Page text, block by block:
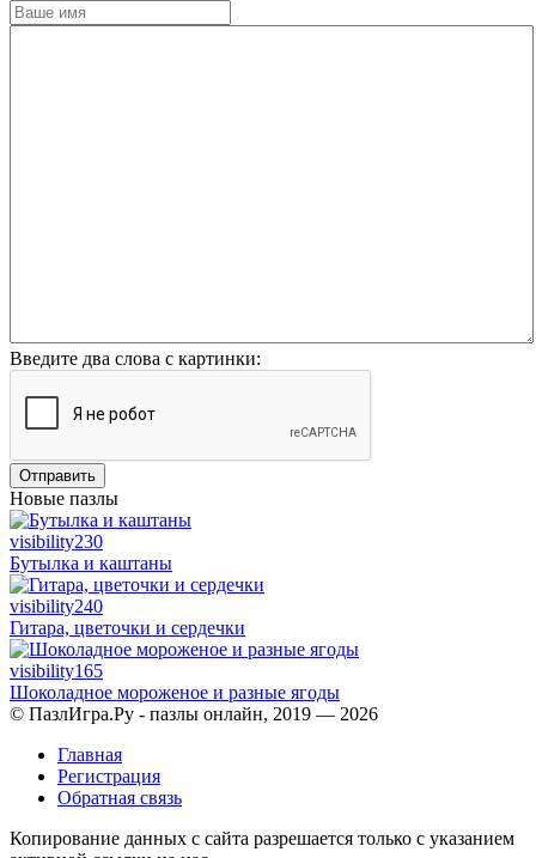
Введите два слова с картинки:
Отправить
Новые пазлы
visibility230
Бутылка и каштаны
visibility240
Гитара, цветочки и сердечки
visibility165
Шоколадное мороженое и разные ягоды
© ПазлИгра.Ру - пазлы онлайн, 2019 — 2026
Главная
Регистрация
Обратная связь
Копирование данных с сайта разрешается только с указанием